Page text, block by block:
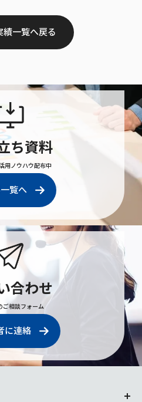
績一覧へ戻る
ち資料
用ノウハウ配布中
覧へ
合わせ
ご相談フォーム
に連絡